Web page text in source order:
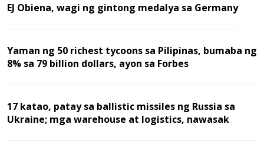
EJ Obiena, wagi ng gintong medalya sa Germany
Yaman ng 50 richest tycoons sa Pilipinas, bumaba ng
8% sa 79 billion dollars, ayon sa Forbes
17 katao, patay sa ballistic missiles ng Russia sa
Ukraine; mga warehouse at logistics, nawasak